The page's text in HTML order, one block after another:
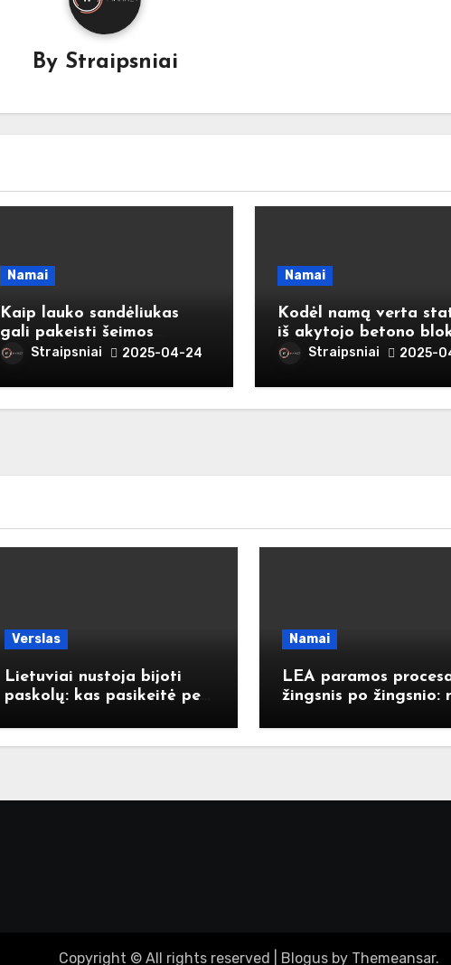
By Straipsniai
Namai
Kaip lauko sandėliukas
gali pakeisti šeimos
gyvenimą? Vienas
Straipsniai 2025-04-24
Namai
Kodėl namą verta
iš akytojo betono
Straipsniai 2025-
Verslas
Lietuviai nustoja bijoti
paskolų: kas pasikeitė per
Namai
LEA paramos
žingsnis po žingsnio:
Copyright © All rights reserved Blogusby Themeansar.